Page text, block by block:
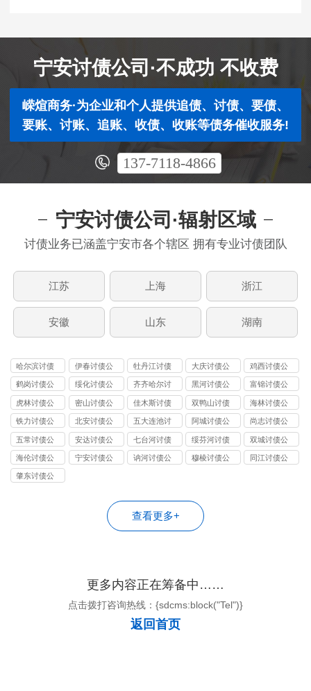
宁安讨债公司·不成功 不收费
嵘煊商务·为企业和个人提供追债、讨债、要债、
要账、讨账、追账、收债、收账等债务催收服务!
137-7118-4866
宁安讨债公司·辐射区域
讨债业务已涵盖宁安市各个辖区 拥有专业讨债团队
江苏 上海 浙江
安徽 山东 湖南
哈尔滨讨债
公司
伊春讨债公
司
牡丹江讨债
公司
大庆讨债公
司
鸡西讨债公
司
鹤岗讨债公
司
绥化讨债公
司
齐齐哈尔讨
债公司
黑河讨债公
司
富锦讨债公
司
虎林讨债公
司
密山讨债公
司
佳木斯讨债
公司
双鸭山讨债
公司
海林讨债公
司
铁力讨债公
司
北安讨债公
司
五大连池讨
债公司
阿城讨债公
司
尚志讨债公
司
五常讨债公
司
安达讨债公
司
七台河讨债
公司
绥芬河讨债
公司
双城讨债公
司
海伦讨债公
司
宁安讨债公
讷河讨债公
穆棱讨债公
同江讨债公
肇东讨债公
查看更多+
更多内容正在筹备中……
点击拨打咨询热线：{sdcms:block("Tel")}
返回首页